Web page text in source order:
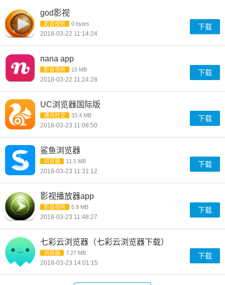
god影视
影音视听 0 bytes
2018-03-22 11:14:24
下载
nana app
影音视听 15 MB
2018-03-22 11:24:28
下载
UC浏览器国际版
通讯社交 33.4 MB
2018-03-23 11:08:50
下载
鲨鱼浏览器
浏览器 11.5 MB
2018-03-23 11:31:12
下载
影视播放器app
影音视听 5.9 MB
2018-03-23 11:48:27
下载
七彩云浏览器（七彩云浏览器下载）
浏览器 7.27 MB
2018-03-23 14:01:15
下载